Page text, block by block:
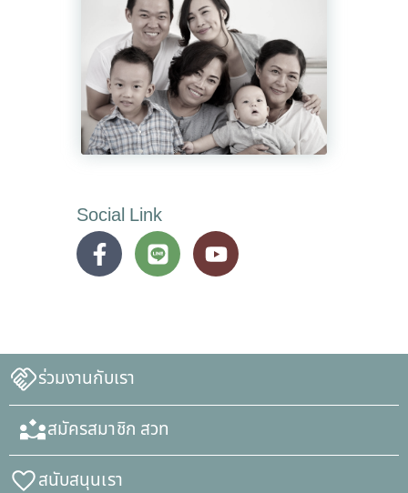
Social Link
ร่วมงานกับเรา
สมัครสมาชิก สวท
สนับสนุนเรา